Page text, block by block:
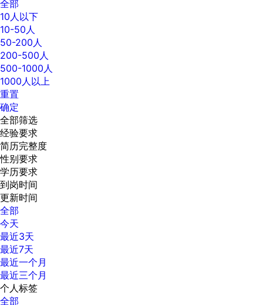
全部
10人以下
10-50人
50-200人
200-500人
500-1000人
1000人以上
重置
确定
全部筛选
经验要求
简历完整度
性别要求
学历要求
到岗时间
更新时间
全部
今天
最近3天
最近7天
最近一个月
最近三个月
个人标签
全部